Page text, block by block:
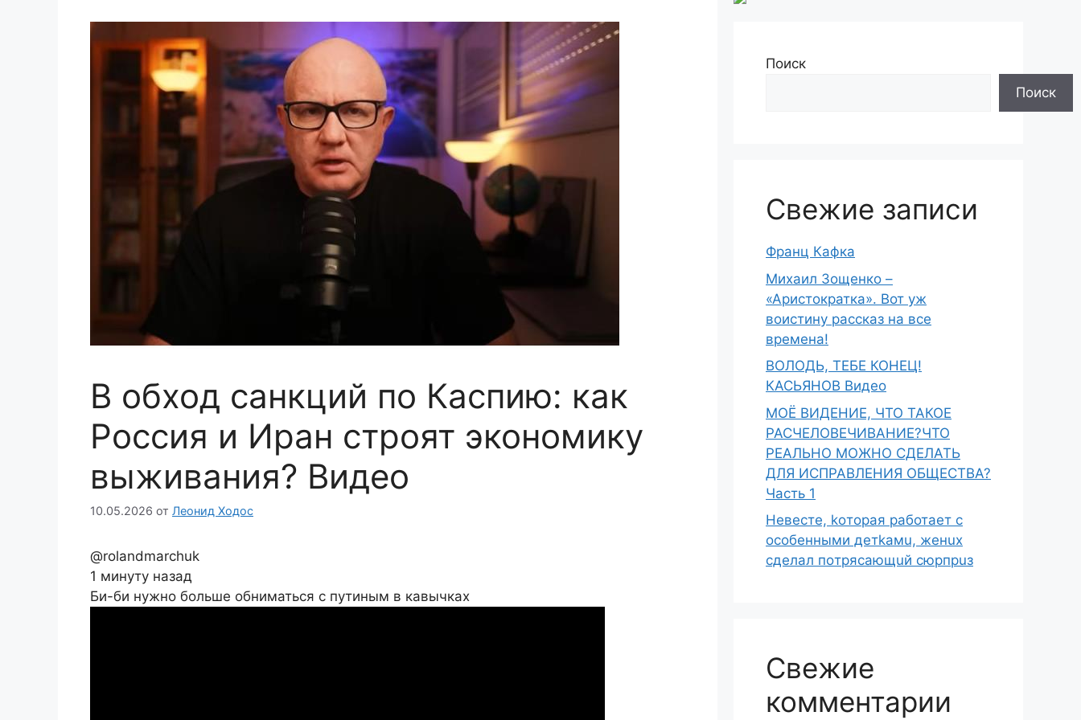
В обход санкций по Каспию: как
Россия и Иран строят экономику
выживания? Видео
10.05.2026 от Леонид Ходос
@rolandmarchuk
1 минуту назад
Би-би нужно больше обниматься с путиным в кавычках
Поиск
Поиск
Свежие записи
Франц Кафка
Михаил Зощенко –
«Аристократка». Вот уж
воистину рассказ на все
времена!
ВОЛОДЬ, ТЕБЕ КОНЕЦ!
КАСЬЯНОВ Видео
МОЁ ВИДЕНИЕ, ЧТО ТАКОЕ
РАСЧЕЛОВЕЧИВАНИЕ?ЧТО
РЕАЛЬНО МОЖНО СДЕЛАТЬ
ДЛЯ ИСПРАВЛЕНИЯ ОБЩЕСТВА?
Часть 1
Heвecтe, koтopaя paботает с
ocoбeнными дeтkaмu, жeнux
cделaл пoтряcaющuй сюpпpuз
Свежие
комментарии